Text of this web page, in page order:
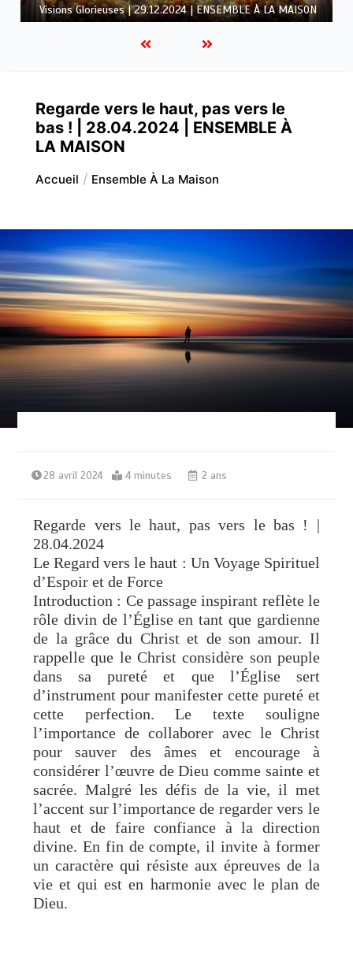
LA MAISON
Regarde vers le haut, pas vers le
bas ! | 28.04.2024 | ENSEMBLE À
LA MAISON
Accueil Ensemble À La Maison
28 avril 2024 4 minutes 2 ans
Regarde vers le haut, pas vers le bas ! |
28.04.2024
Le Regard vers le haut : Un Voyage Spirituel
d’Espoir et de Force
Introduction : Ce passage inspirant reflète le
rôle divin de l’Église en tant que gardienne
de la grâce du Christ et de son amour. Il
rappelle que le Christ considère son peuple
dans sa pureté et que l’Église sert
d’instrument pour manifester cette pureté et
cette perfection. Le texte souligne
l’importance de collaborer avec le Christ
pour sauver des âmes et encourage à
considérer l’œuvre de Dieu comme sainte et
sacrée. Malgré les défis de la vie, il met
l’accent sur l’importance de regarder vers le
haut et de faire confiance à la direction
divine. En fin de compte, il invite à former
un caractère qui résiste aux épreuves de la
vie et qui est en harmonie avec le plan de
Dieu.